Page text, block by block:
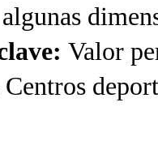
Valor